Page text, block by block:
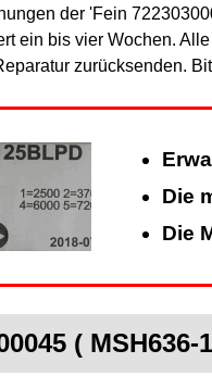
der 'Fein
ein bis vier Wochen.
zurücksenden.
Die
Die
( MSH636-